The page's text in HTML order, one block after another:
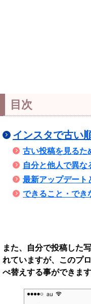
目次
インスタで古い
古い投稿を見るた
自分と他人で異な
最新アップデート
できること・でき
また、自分で投稿した
れていますが、このプ
べ替えする事ができます